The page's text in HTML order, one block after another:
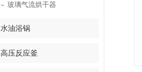
玻璃气流烘干器
水油浴锅
高压反应釜